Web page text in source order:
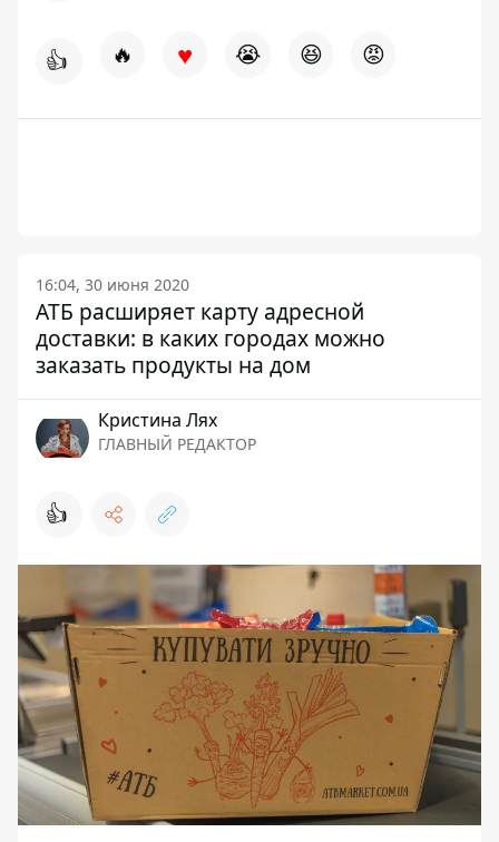
👍 🔥 ♥ 😭 😆 😡
16:04, 30 июня 2020
АТБ расширяет карту адресной
доставки: в каких городах можно
заказать продукты на дом
Кристина Лях
ГЛАВНЫЙ РЕДАКТОР
👍